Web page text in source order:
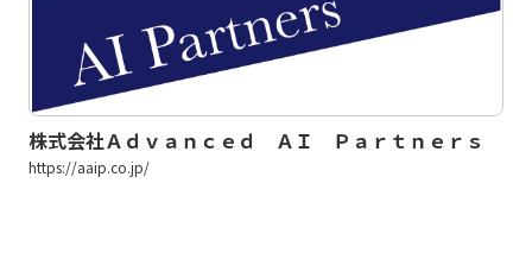
株式会社Ａｄｖａｎｃｅｄ ＡＩ Ｐａｒｔｎｅｒｓ
https://aaip.co.jp/